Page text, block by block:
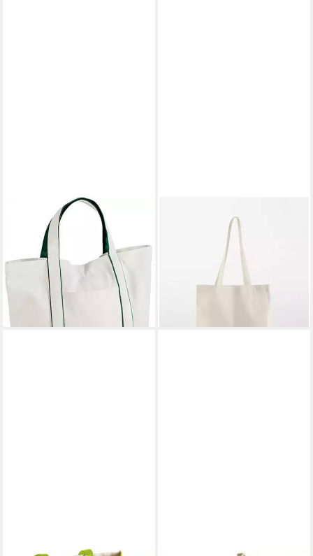
WESTFORD MILL
Einkaufsshopper Courtside
Medium Bag Handtasche
19,53 €
lieferbar - in 4-5 Werktagen bei dir
Einkaufsshopper Organic
Cotton InCo. Bag For Life
Einkaufstasche
lieferbar - in 4-5 Werktagen bei dir